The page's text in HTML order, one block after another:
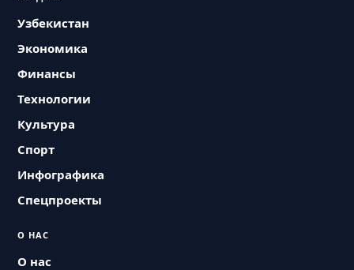
Узбекистан
Экономика
Финансы
Технологии
Культура
Спорт
Инфографика
Спецпроекты
О НАС
О нас